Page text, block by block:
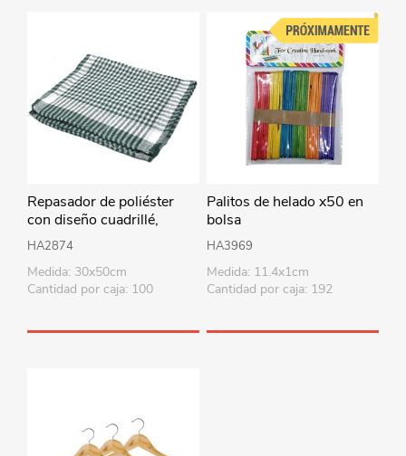
Repasador de poliéster
con diseño cuadrillé,
PACKx12, varios colores
HA2874
Medida: 30x50cm
Cantidad por caja: 100
Palitos de helado x50 en
bolsa
HA3969
Medida: 11.4x1cm
Cantidad por caja: 192